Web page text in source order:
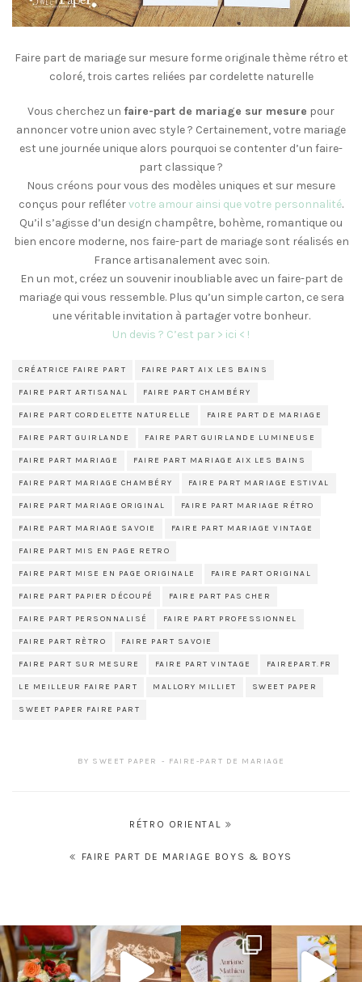
Faire part de mariage sur mesure forme originale thème rétro et
coloré, trois cartes reliées par cordelette naturelle
Vous cherchez un faire-part de mariage sur mesure pour
annoncer votre union avec style ? Certainement, votre mariage
est une journée unique alors pourquoi se contenter d’un faire-
part classique ?
Nous créons pour vous des modèles uniques et sur mesure
conçus pour reflétervotre amour ainsi que votre personnalité.
Qu’il s’agisse d’un design champêtre, bohème, romantique ou
bien encore moderne, nos faire-part de mariage sont réalisés en
France artisanalement avec soin.
En un mot, créez un souvenir inoubliable avec un faire-part de
mariage qui vous ressemble. Plus qu’un simple carton, ce sera
une véritable invitation à partager votre bonheur.
Un devis ? C’est par > ici < !
CRÉATRICE FAIRE PART FAIRE PART AIX LES BAINS
FAIRE PART ARTISANAL FAIRE PART CHAMBÉRY
FAIRE PART CORDELETTE NATURELLE FAIRE PART DE MARIAGE
FAIRE PART GUIRLANDE FAIRE PART GUIRLANDE LUMINEUSE
FAIRE PART MARIAGE FAIRE PART MARIAGE AIX LES BAINS
FAIRE PART MARIAGE CHAMBÉRY FAIRE PART MARIAGE ESTIVAL
FAIRE PART MARIAGE ORIGINAL FAIRE PART MARIAGE RÉTRO
FAIRE PART MARIAGE SAVOIE FAIRE PART MARIAGE VINTAGE
FAIRE PART MIS EN PAGE RETRO
FAIRE PART MISE EN PAGE ORIGINALE FAIRE PART ORIGINAL
FAIRE PART PAPIER DÉCOUPÉ FAIRE PART PAS CHER
FAIRE PART PERSONNALISÉ FAIRE PART PROFESSIONNEL
FAIRE PART RÈTRO FAIRE PART SAVOIE
FAIRE PART SUR MESURE FAIRE PART VINTAGE FAIREPART.FR
LE MEILLEUR FAIRE PART MALLORY MILLIET SWEET PAPER
SWEET PAPER FAIRE PART
BY SWEET PAPER FAIRE-PART DE MARIAGE
RÉTRO ORIENTAL
FAIRE PART DE MARIAGE BOYS & BOYS